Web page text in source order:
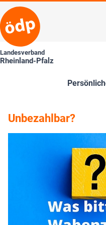
Landesverband
Rheinland-Pfalz
Unbezahlbar?